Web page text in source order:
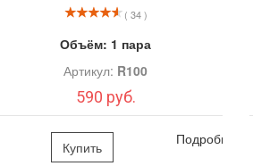
( 34 )
Объём: 1 пара
Артикул: R100
590 руб.
Купить Подробно